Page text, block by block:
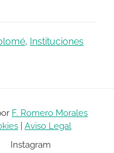
, Instituciones
F. Romero Morales
Aviso Legal
Instagram